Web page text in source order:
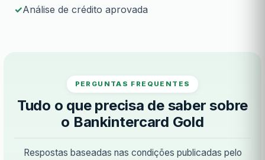
Análise de crédito aprovada
PERGUNTAS FREQUENTES
Tudo o que precisa de saber sobre
o Bankintercard Gold
Respostas baseadas nas condições publicadas pelo